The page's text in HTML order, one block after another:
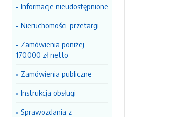
Informacje nieudostępnione
Nieruchomości-przetargi
Zamówienia poniżej
170.000 zł netto
Zamówienia publiczne
Instrukcja obsługi
Sprawozdania z